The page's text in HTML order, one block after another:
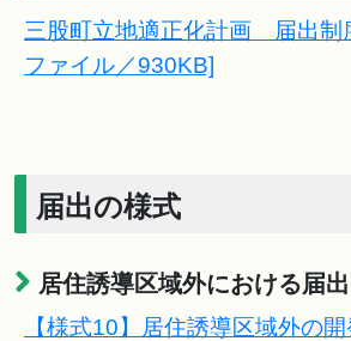
三股町立地適正化計画 届出制
ファイル／930KB]
届出の様式
居住誘導区域外における届出
【様式10】居住誘導区域外の